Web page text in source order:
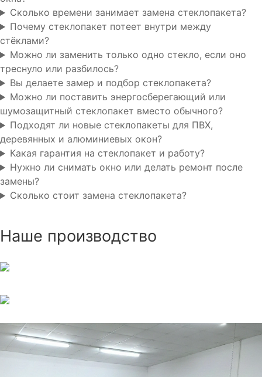
Сколько времени занимает замена стеклопакета?
Почему стеклопакет потеет внутри между
стёклами?
Можно ли заменить только одно стекло, если оно
треснуло или разбилось?
Вы делаете замер и подбор стеклопакета?
Можно ли поставить энергосберегающий или
шумозащитный стеклопакет вместо обычного?
Подходят ли новые стеклопакеты для ПВХ,
деревянных и алюминиевых окон?
Какая гарантия на стеклопакет и работу?
Нужно ли снимать окно или делать ремонт после
замены?
Сколько стоит замена стеклопакета?
Наше производство